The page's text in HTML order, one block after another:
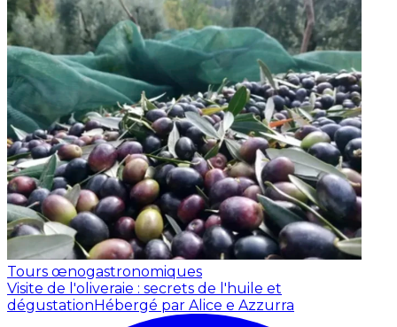
Tours œnogastronomiques
Visite de l'oliveraie : secrets de l'huile et
dégustation Hébergé par Alice e Azzurra